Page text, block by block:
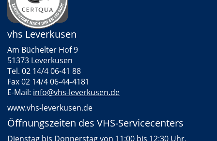
vhs Leverkusen
Am Büchelter Hof 9
51373 Leverkusen
Tel. 02 14/4 06-41 88
Fax 02 14/4 06-44-4181
E-Mail: info@vhs-leverkusen.de
www.vhs-leverkusen.de
Öffnungszeiten des VHS-Servicecenters
Dienstag bis Donnerstag von 11:00 bis 12:30 Uhr,